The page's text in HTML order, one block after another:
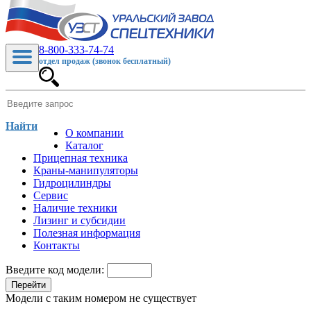
8-800-333-74-74
отдел продаж (звонок бесплатный)
Найти
О компании
Каталог
Прицепная техника
Краны-манипуляторы
Гидроцилиндры
Сервис
Наличие техники
Лизинг и субсидии
Полезная информация
Контакты
Введите код модели:
Перейти
Модели с таким номером не существует